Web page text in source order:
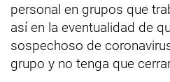
personal en grupos que
así en la eventualidad de
sospechoso de
grupo y no tenga que